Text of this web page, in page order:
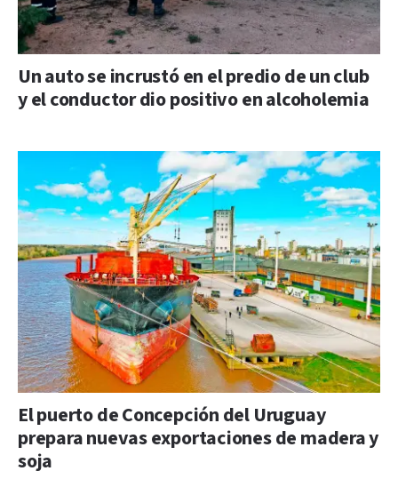
Un auto se incrustó en el predio de un club
y el conductor dio positivo en alcoholemia
El puerto de Concepción del Uruguay
prepara nuevas exportaciones de madera y
soja